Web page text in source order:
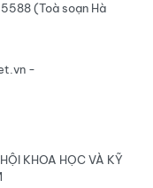
(Toà soạn Hà
-
KHOA HỌC VÀ KỸ